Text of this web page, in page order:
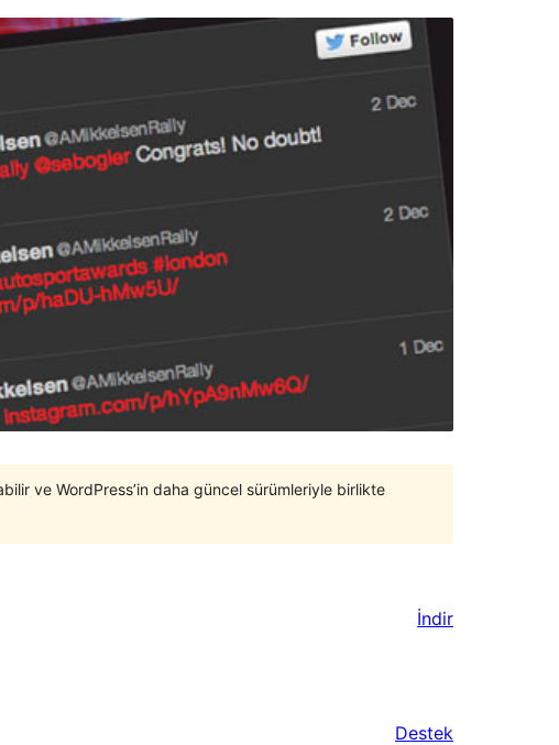
ve WordPress’in daha güncel sürümleriyle birlikte
İndir
Destek